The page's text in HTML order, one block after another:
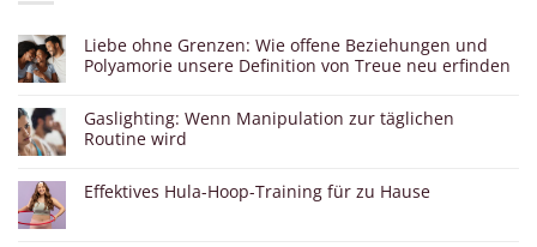
Liebe ohne Grenzen: Wie offene Beziehungen und
Polyamorie unsere Definition von Treue neu erfinden
Gaslighting: Wenn Manipulation zur täglichen
Routine wird
Effektives Hula-Hoop-Training für zu Hause